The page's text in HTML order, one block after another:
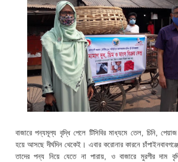
বাজারে পন্যমূল্য বৃদ্ধি পেলে টিসিবির মাধ্যমে তেল, চিনি,
হয়ে আসছে দীর্ঘদিন থেকেই। এবার করোনার কারনে
তাদের পন্য নিয়ে যেতে না পারায়, ও বাজারে মুরগীর দাম